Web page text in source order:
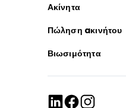
Ακίνητα
Πώληση aκινήτου
Βιωσιμότητα